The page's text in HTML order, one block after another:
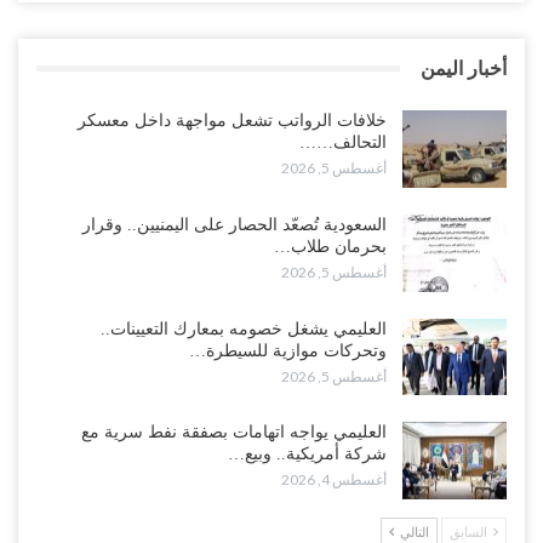
بالتهريب وعينه على المحافظ..!
أغسطس 4, 2026
تعيد تحشيد قواتها في أهم سواحل اليمن على البحر…
أغسطس 4, 2026
“الضالع“| حملة اجتثاث سعودية لأذرع الزبيدي من معقله الأبرز..!
أغسطس 4, 2026
“مقالات“| عِنْدَما يَغِيب الأَقربون.. وَتَضِيق بِلَاد الله الوَاسِعَة.. تَبْقَى صَنْعَاء
هِيَ الحِضْنُ الدَّافِئُ…
أغسطس 4, 2026
التصعيد ضد السعودية..!
أخبار اليمن
خلافات الرواتب تشعل مواجهة داخل معسكر
التحالف……
أغسطس 5, 2026
السعودية تُصعّد الحصار على اليمنيين.. وقرار
بحرمان طلاب…
أغسطس 5, 2026
العليمي يشغل خصومه بمعارك التعيينات..
وتحركات موازية للسيطرة…
أغسطس 5, 2026
العليمي يواجه اتهامات بصفقة نفط سرية مع
شركة أمريكية.. وبيع…
أغسطس 4, 2026
السابق التالي